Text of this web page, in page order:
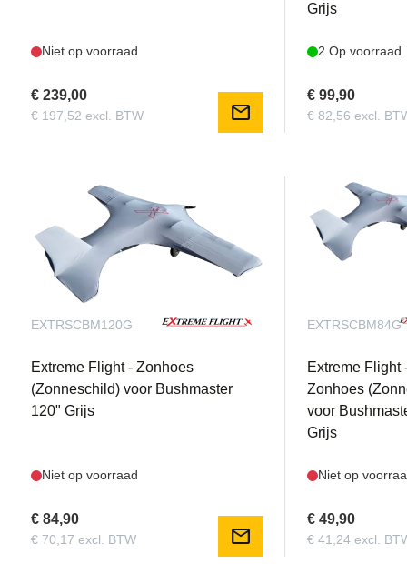
Niet op voorraad
€ 239,00
€ 197,52 excl. BTW mail
Grijs
2 Op voorraad
€ 99,90
€ 82,56 excl.
EXTRSCBM120G
Extreme Flight - Zonhoes
(Zonneschild) voor Bushmaster
120" Grijs
Niet op voorraad
€ 84,90
€ 70,17 excl. BTW mail
EXTRSCBM84G
Extreme Flight
Zonhoes
voor
Grijs
Niet op
€ 49,90
€ 41,24 excl.